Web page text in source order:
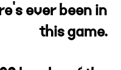
ever been in
this game.